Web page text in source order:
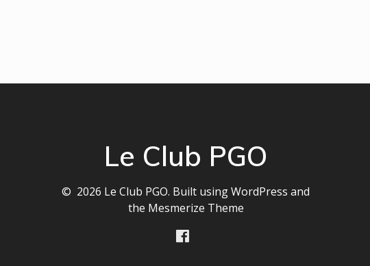
Le Club PGO
© 2026 Le Club PGO. Built using WordPress and
the Mesmerize Theme